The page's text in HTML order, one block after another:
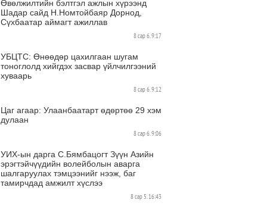
Өвөлжилтийн бэлтгэл ажлын хүрээнд
Шадар сайд Н.Номтойбаяр Дорнод,
Сүхбаатар аймагт ажиллав
8 сар 6. 9:17
УБЦТС: Өнөөдөр цахилгаан шугам
тоноглолд хийгдэх засвар үйлчилгээний
хуваарь
8 сар 6. 9:12
Цаг агаар: Улаанбаатарт өдөртөө 29 хэм
дулаан
8 сар 6. 9:06
УИХ-ын дарга С.Бямбацогт Зүүн Азийн
эрэгтэйчүүдийн волейболын аварга
шалгаруулах тэмцээнийг нээж, баг
тамирчдад амжилт хүслээ
8 сар 5. 16:43